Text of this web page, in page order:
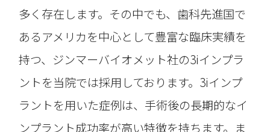
多く存在します。その中でも、歯科先進国で
あるアメリカを中心として豊富な臨床実績を
持つ、ジンマーバイオメット社の3iインプラ
ントを当院では採用しております。3iインプ
ラントを用いた症例は、手術後の長期的なイ
ンプラント成功率が高い特徴を持ちます。ま